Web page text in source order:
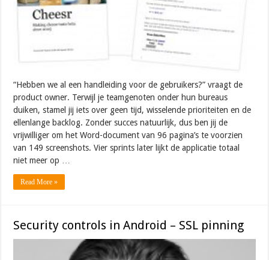
“Hebben we al een handleiding voor de gebruikers?” vraagt de
product owner. Terwijl je teamgenoten onder hun bureaus
duiken, stamel jij iets over geen tijd, wisselende prioriteiten en de
ellenlange backlog. Zonder succes natuurlijk, dus ben jij de
vrijwilliger om het Word-document van 96 pagina’s te voorzien
van 149 screenshots. Vier sprints later lijkt de applicatie totaal
niet meer op …
Read More »
Security controls in Android – SSL pinning